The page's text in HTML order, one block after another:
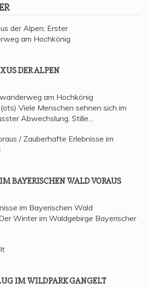
DER ALPEN
am Hochkönig
Viele Menschen sehnen sich im
Abwechslung. Stille…
BAYE­RI­SCHEN WALD VORAUS
im Bayerischen Wald
Winter im Waldgebirge Bayerischer
IM WILD­PARK GANGELT